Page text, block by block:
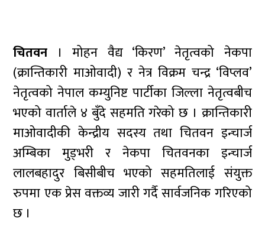
चितवन । मोहन वैद्य ‘किरण’ नेतृत्वको नेकपा
(क्रान्तिकारी माओवादी) र नेत्र विक्रम चन्द्र ‘विप्लव’
नेतृत्वको नेपाल कम्युनिष्ट पार्टीका जिल्ला नेतृत्वबीच
भएको वार्ताले ४ बुँदे सहमति गरेको छ । क्रान्तिकारी
माओवादीकी केन्द्रीय सदस्य तथा चितवन इन्चार्ज
अम्बिका मुड्भरी र नेकपा चितवनका इन्चार्ज
लालबहादुर बिसीबीच भएको सहमतिलाई संयुक्त
रुपमा एक प्रेस वक्तव्य जारी गर्दै सार्वजनिक गरिएको
छ ।